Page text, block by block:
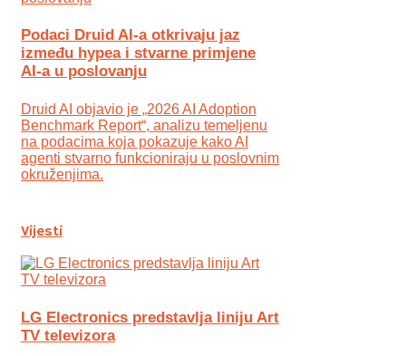
Podaci Druid AI-a otkrivaju jaz
između hypea i stvarne primjene
AI-a u poslovanju
Druid AI objavio je „2026 AI Adoption
Benchmark Report“, analizu temeljenu
na podacima koja pokazuje kako AI
agenti stvarno funkcioniraju u poslovnim
okruženjima.
Vijesti
LG Electronics predstavlja liniju Art
TV televizora